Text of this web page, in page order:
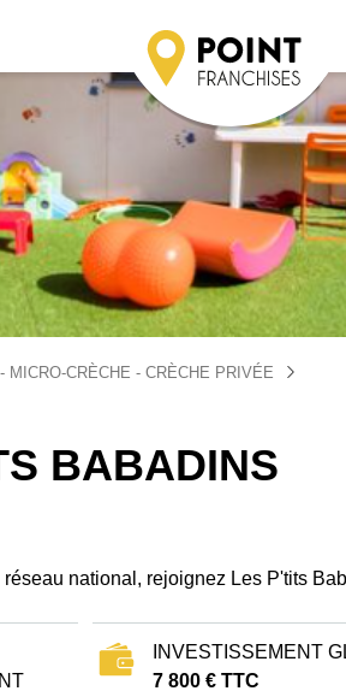
MICRO-CRÈCHE - CRÈCHE PRIVÉE
BABADINS
national, rejoignez Les P'tits
INVESTISSEMENT
7 800 € TTC